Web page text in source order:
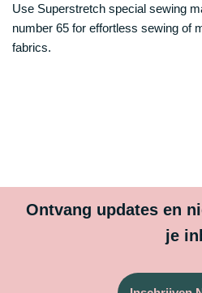
Use Superstretch special sewing
number 65 for effortless sewing of
fabrics.
Ontvang updates en
je